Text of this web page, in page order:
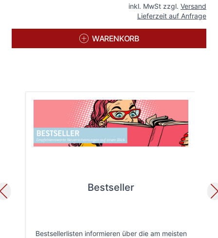
inkl. MwSt zzgl. Versand
Lieferzeit auf Anfrage
WARENKORB
Bestseller
Bestsellerlisten informieren über die am meisten